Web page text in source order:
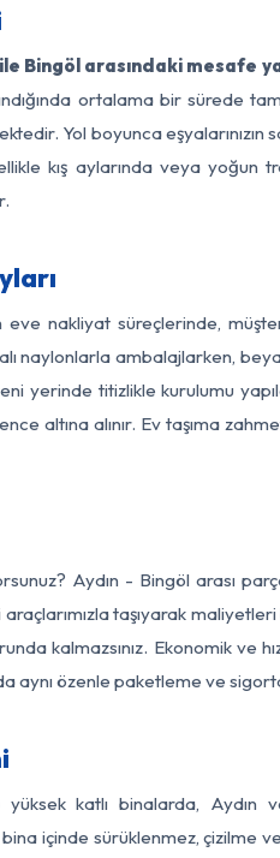
Bingöl arasındaki mesafe
ortalama bir sürede
Yol boyunca eşyalarınızın
kış aylarında veya
nakliyat süreçlerinde,
ambalajlarken, beyaz
yerinde titizlikle kurulumu
altına alınır. Ev taşıma
Aydın - Bingöl arası
taşıyarak
kalmazsınız. Ekonomik ve
da aynı özenle paketleme ve
katlı binalarda,
içinde sürüklenmez, çizilme